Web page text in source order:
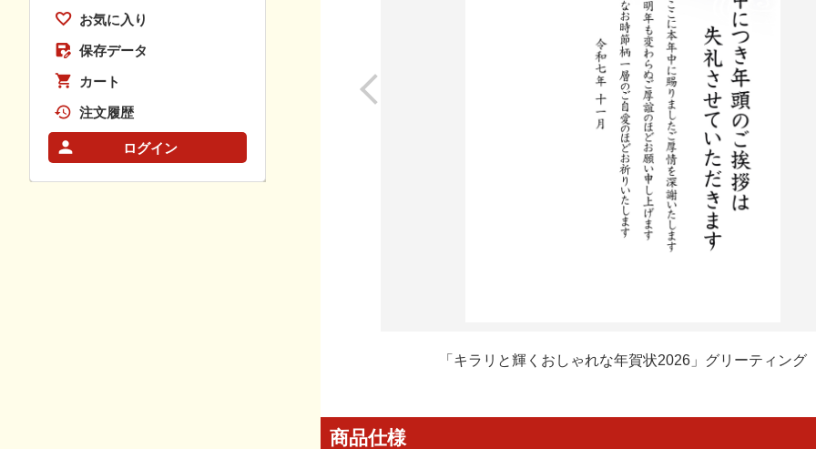
「キラリと輝くおしゃれな年賀状2026」グリーティング
商品仕様
お気に入り
保存データ
カート
注文履歴
ログイン